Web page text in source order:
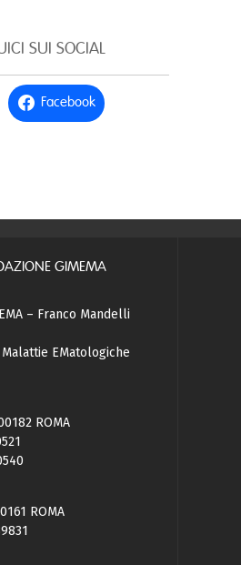
SUI SOCIAL
Facebook
GIMEMA
– Franco Mandelli
EMatologiche
ROMA
ROMA